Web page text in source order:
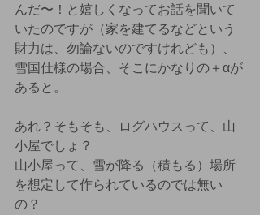
んだ〜！と嬉しくなってお話を聞いて
いたのですが（家を建てるなどという
財力は、勿論ないのですけれども）、
雪国仕様の場合、そこにかなりの＋αが
あると。
あれ？そもそも、ログハウスって、山
小屋でしょ？
山小屋って、雪が降る（積もる）場所
を想定して作られているのでは無い
の？